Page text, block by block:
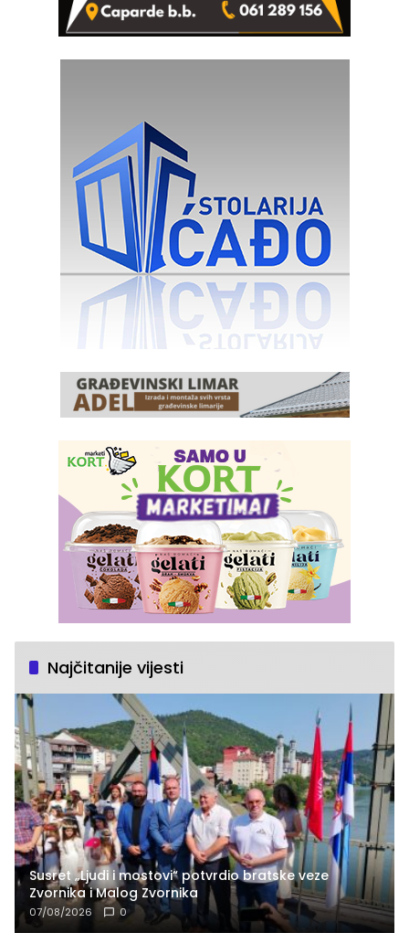
Najčitanije vijesti
Susret „Ljudi i mostovi“ potvrdio bratske veze
Zvornika i Malog Zvornika
07/08/2026 0